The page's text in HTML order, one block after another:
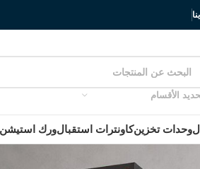
الأقسام
وحدات تخزينكاونترات استقبالورك استيشن